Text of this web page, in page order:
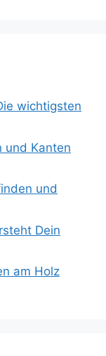
wichtigsten
und Kanten
und
Dein
am Holz